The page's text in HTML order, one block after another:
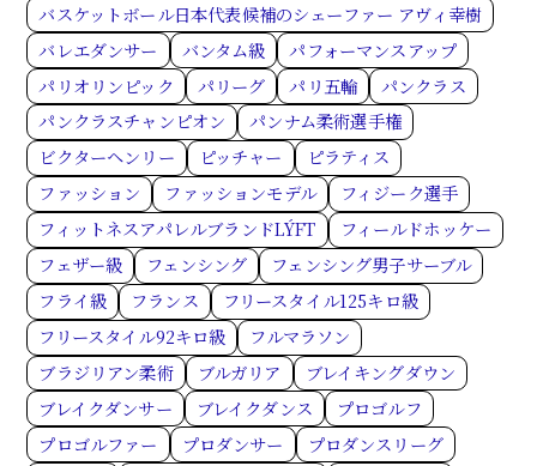
バスケットボール日本代表候補のシェーファー アヴィ幸樹
バレエダンサー
バンタム級
パフォーマンスアップ
パリオリンピック
パリーグ パリ五輪
パンクラス
パンクラスチャンピオン
パンナム柔術選手権
ビクターヘンリー
ピッチャー
ピラティス
ファッション
ファッションモデル
フィジーク選手
フィットネスアパレルブランドLÝFT
フィールドホッケー
フェザー級
フェンシング
フェンシング男子サーブル
フライ級
フランス
フリースタイル125キロ級
フリースタイル92キロ級
フルマラソン
ブラジリアン柔術
ブルガリア
ブレイキングダウン
ブレイクダンサー
ブレイクダンス
プロゴルフ
プロゴルファー
プロダンサー
プロダンスリーグ